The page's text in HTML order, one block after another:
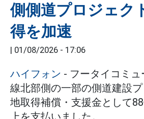
側側道プロジェク
得を加速
| 01/08/2026 - 17:06
ハイフォン - フータイコミ
線北部側の一部の側道建設
地取得補償・支援金として
上を支払いました。